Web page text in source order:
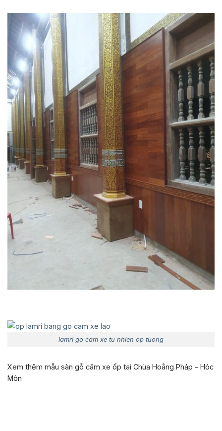
lamri go cam xe tu nhien op tuong
Xem thêm mẫu sàn gỗ căm xe ốp tại Chùa Hoằng Pháp – Hóc
Môn